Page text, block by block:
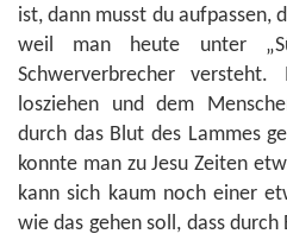
ist, dann musst du aufpassen,
weil man heute unter
Schwerverbrecher
losziehen und dem
durch das Blut des Lammes
konnte man zu Jesu Zeiten
kann sich kaum noch einer
wie das gehen soll, dass